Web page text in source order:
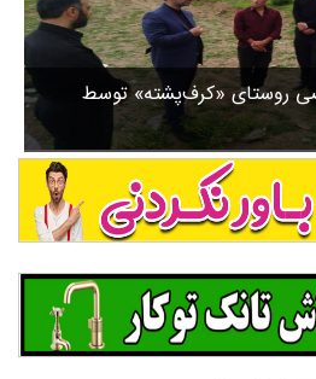
روستای «کرف‌پشته» توسط